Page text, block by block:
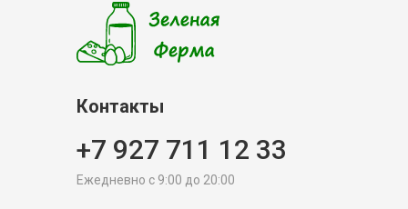
Контакты
Ежедневно с 9:00 до 20:00
+7 927 711 12 33